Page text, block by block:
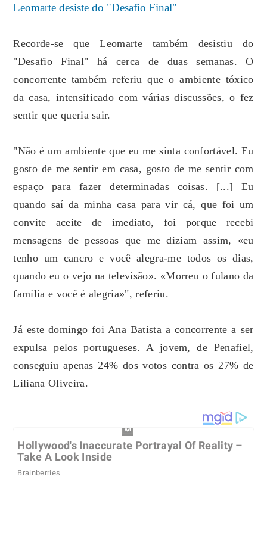
Leomarte desiste do "Desafio Final"
Recorde-se que Leomarte também desistiu do
"Desafio Final" há cerca de duas semanas. O
concorrente também referiu que o ambiente tóxico
da casa, intensificado com várias discussões, o fez
sentir que queria sair.
"Não é um ambiente que eu me sinta confortável. Eu
gosto de me sentir em casa, gosto de me sentir com
espaço para fazer determinadas coisas. [...] Eu
quando saí da minha casa para vir cá, que foi um
convite aceite de imediato, foi porque recebi
mensagens de pessoas que me diziam assim, «eu
tenho um cancro e você alegra-me todos os dias,
quando eu o vejo na televisão». «Morreu o fulano da
família e você é alegria»", referiu.
Já este domingo foi Ana Batista a concorrente a ser
expulsa pelos portugueses. A jovem, de Penafiel,
conseguiu apenas 24% dos votos contra os 27% de
Liliana Oliveira.